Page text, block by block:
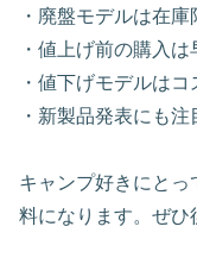
・廃盤モデルは在庫
・値上げ前の購入は
・値下げモデルは
・新製品発表にも注
キャンプ好きにと
料になります。ぜひ